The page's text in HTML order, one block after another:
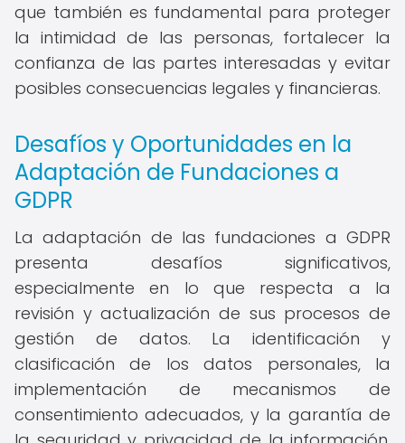
que también es fundamental para proteger
la intimidad de las personas, fortalecer la
confianza de las partes interesadas y evitar
posibles consecuencias legales y financieras.
Desafíos y Oportunidades en la
Adaptación de Fundaciones a
GDPR
La adaptación de las fundaciones a GDPR
presenta desafíos significativos,
especialmente en lo que respecta a la
revisión y actualización de sus procesos de
gestión de datos. La identificación y
clasificación de los datos personales, la
implementación de mecanismos de
consentimiento adecuados, y la garantía de